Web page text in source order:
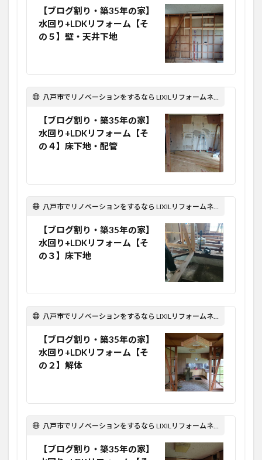
【ブログ割り・築35年の家】
水回り+LDKリフォーム【そ
の５】壁・天井下地
八戸市でリノベーションをするなら LIXILリフォームネット Optima Reform！
【ブログ割り・築35年の家】
水回り+LDKリフォーム【そ
の４】床下地・配管
八戸市でリノベーションをするなら LIXILリフォームネット Optima Reform！
【ブログ割り・築35年の家】
水回り+LDKリフォーム【そ
の３】床下地
八戸市でリノベーションをするなら LIXILリフォームネット Optima Reform！
【ブログ割り・築35年の家】
水回り+LDKリフォーム【そ
の２】解体
八戸市でリノベーションをするなら LIXILリフォームネット Optima Reform！
【ブログ割り・築35年の家】